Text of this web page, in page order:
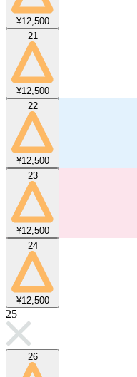
¥12,500
21
¥12,500
22
¥12,500
23
¥12,500
24
¥12,500
25
26